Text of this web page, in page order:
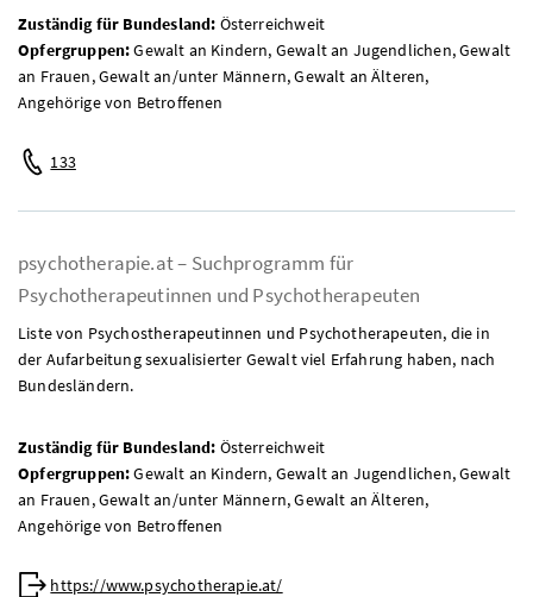
Zuständig für Bundesland: Österreichweit
Opfergruppen:Gewalt an Kindern, Gewalt an Jugendlichen, Gewalt
an Frauen, Gewalt an/unter Männern, Gewalt an Älteren,
Angehörige von Betroffenen
Telefon:
133
psychotherapie.at – Suchprogramm für
Psychotherapeutinnen und Psychotherapeuten
Liste von Psychostherapeutinnen und Psychotherapeuten, die in
der Aufarbeitung sexualisierter Gewalt viel Erfahrung haben, nach
Bundesländern.
Zuständig für Bundesland: Österreichweit
Opfergruppen:Gewalt an Kindern, Gewalt an Jugendlichen, Gewalt
an Frauen, Gewalt an/unter Männern, Gewalt an Älteren,
Angehörige von Betroffenen
Web:
https://www.psychotherapie.at/